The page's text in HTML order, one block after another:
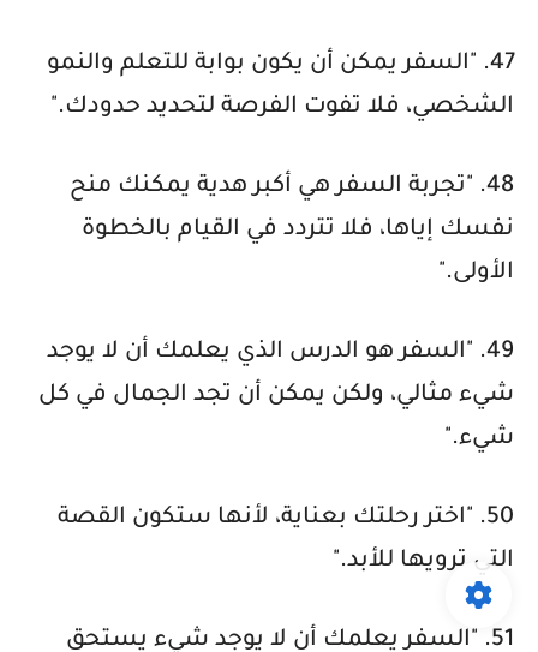
47. "السفر يمكن أن يكون بوابة للتعلم والنمو
الشخصي، فلا تفوت الفرصة لتحديد حدودك."
48. "تجربة السفر هي أكبر هدية يمكنك منح
نفسك إياها، فلا تتردد في القيام بالخطوة
الأولى."
49. "السفر هو الدرس الذي يعلمك أن لا يوجد
شيء مثالي، ولكن يمكن أن تجد الجمال في كل
شيء."
50. "اختر رحلتك بعناية، لأنها ستكون القصة
التي ترويها للأبد."
51. "السفر يعلمك أن لا يوجد شيء يستحق